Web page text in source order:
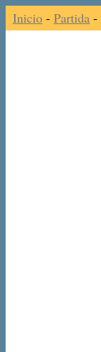
Inicio - Partida -